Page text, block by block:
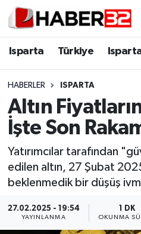
Isparta Türkiye
HABERLER ISPARTA
Altın
İşte Son
Yatırımcılar tarafından
edilen altın, 27 Şubat
beklenmedik bir düşüş
27.02.2025 - 19:54
YAYINLANMA
1 DK
OKUNMA
Isparta
Esnaf Diyor ki;
ASAYİŞ
BİLİM VE TEKNOLOJİ
GENEL
Isparta Nöbetçi
Isparta Trafik
Süper Lig Puan
Tüm Manşetler
Haber Arşivi